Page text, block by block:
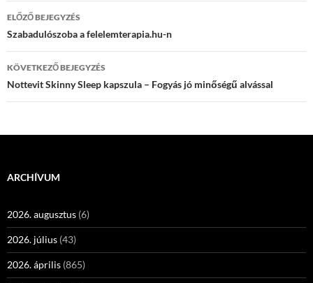
Bejegyzés
navigáció
ELŐZŐ BEJEGYZÉS
Szabadulószoba a felelemterapia.hu-n
KÖVETKEZŐ BEJEGYZÉS
Nottevit Skinny Sleep kapszula – Fogyás jó minőségű alvással
ARCHÍVUM
2026. augusztus (6)
2026. július (43)
2026. április (865)